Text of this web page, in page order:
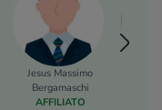
Jesus Massimo
Bergamaschi
AFFILIATO